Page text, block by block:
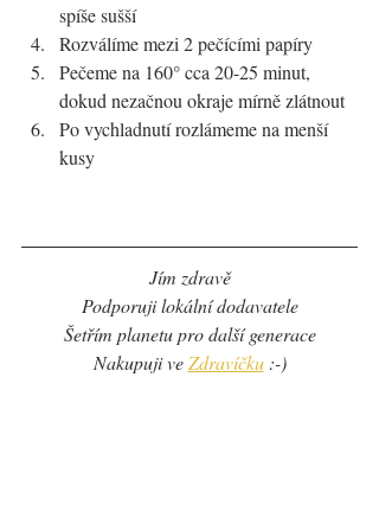
spíše sušší
Rozválíme mezi 2 pečícími papíry
Pečeme na 160° cca 20-25 minut,
dokud nezačnou okraje mírně zlátnout
Po vychladnutí rozlámeme na menší
kusy
Jím zdravě
Podporuji lokální dodavatele
Šetřím planetu pro další generace
Nakupuji ve Zdravíčku :-)